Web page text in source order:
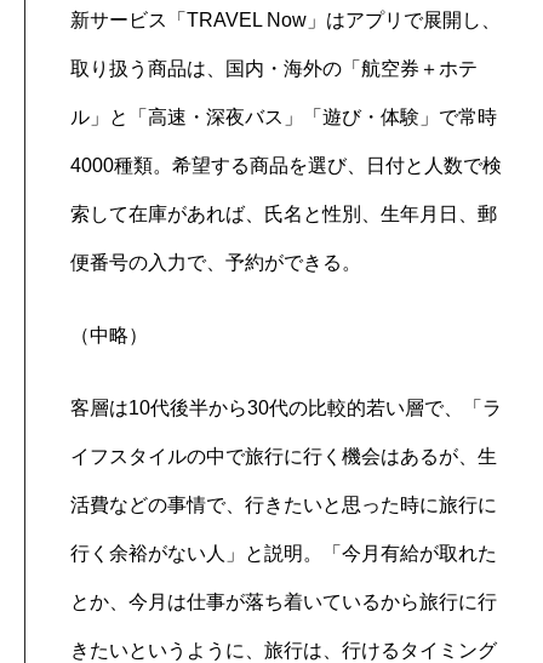
新サービス「TRAVEL Now」はアプリで展開し、
取り扱う商品は、国内・海外の「航空券＋ホテ
ル」と「高速・深夜バス」「遊び・体験」で常時
4000種類。希望する商品を選び、日付と人数で検
索して在庫があれば、氏名と性別、生年月日、郵
便番号の入力で、予約ができる。
（中略）
客層は10代後半から30代の比較的若い層で、「ラ
イフスタイルの中で旅行に行く機会はあるが、生
活費などの事情で、行きたいと思った時に旅行に
行く余裕がない人」と説明。「今月有給が取れた
とか、今月は仕事が落ち着いているから旅行に行
きたいというように、旅行は、行けるタイミング